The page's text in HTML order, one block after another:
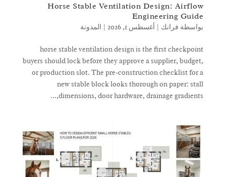
Horse Stable Ventilation Design: Airflow
Engineering Guide
بواسطة فرانك | أغسطس 1, 2026 | المدونة
horse stable ventilation design is the first checkpoint
buyers should lock before they approve a supplier, budget,
or production slot. The pre-construction checklist for a
new stable block looks thorough on paper: stall
dimensions, door hardware, drainage gradients,...